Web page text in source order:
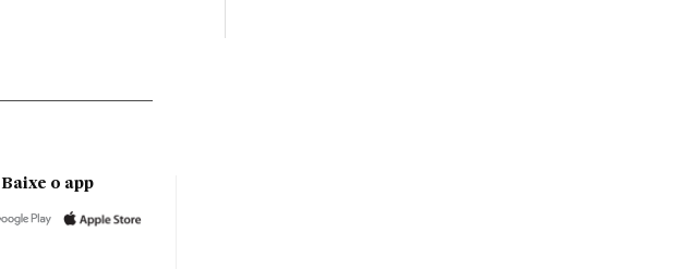
Baixe o app